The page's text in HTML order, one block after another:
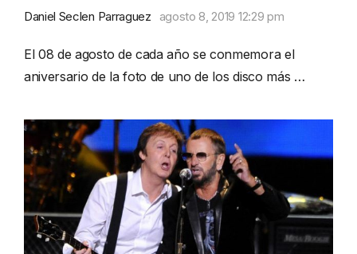
Daniel Seclen Parraguez agosto 8, 2019 12:29 pm
El 08 de agosto de cada año se conmemora el
aniversario de la foto de uno de los disco más …